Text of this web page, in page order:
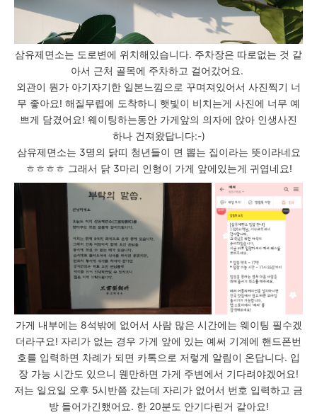
삼유제면소는 도로변에 위치해있습니다. 주차장은 따로없는 것 같
아서 근처 골목에 주차하고 걸어갔어요.
외관이 뭔가 아기자기한 일본느낌으로 꾸며져있어서 사진찍기 너
무 좋아요! 해질무렵에 도착하니 햇빛이 비치는게 사진에 너무 예
쁘게 담겼어요! 웨이팅하는동안 가게앞의 의자에 앉아 인생사진
하나 건져왔답니다:-)
삼유제면소는 3명의 닭띠 청년들이 면 뽑는 집이라는 뜻이라네요
ㅎㅎㅎㅎ 그래서 닭 3마리 인형이 가게 앞에있는게 귀엽네요!
가게 내부에는 8석밖에 없어서 사람 많은 시간에는 웨이팅 필수겠
더라구요! 자리가 없는 경우 가게 앞에 있는 예써 기계에 핸드폰번
호를 입력하면 차례가 되면 카톡으로 저렇게 알림이 온답니다. 입
장 가능 시간도 있으니 웬만하면 가게 주변에서 기다려야겠어요!
저는 일요일 오후 5시반쯤 갔는데 자리가 없어서 번호 입력하고 금
방 들어가긴했어요. 한 20분도 안기다린거 같아요!